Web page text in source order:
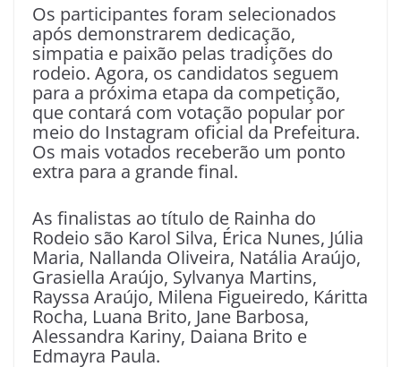
Os participantes foram selecionados
após demonstrarem dedicação,
simpatia e paixão pelas tradições do
rodeio. Agora, os candidatos seguem
para a próxima etapa da competição,
que contará com votação popular por
meio do Instagram oficial da Prefeitura.
Os mais votados receberão um ponto
extra para a grande final.
As finalistas ao título de Rainha do
Rodeio são Karol Silva, Érica Nunes, Júlia
Maria, Nallanda Oliveira, Natália Araújo,
Grasiella Araújo, Sylvanya Martins,
Rayssa Araújo, Milena Figueiredo, Káritta
Rocha, Luana Brito, Jane Barbosa,
Alessandra Kariny, Daiana Brito e
Edmayra Paula.